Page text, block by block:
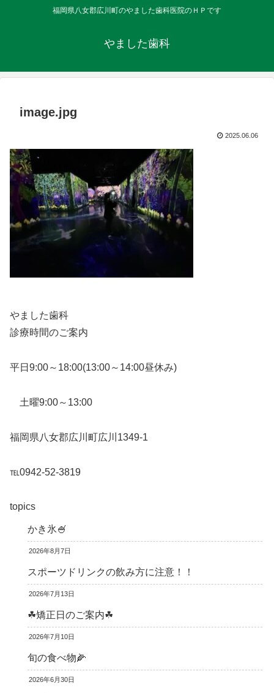
福岡県八女郡広川町のやました歯科医院のＨＰです
やました歯科
image.jpg
2025.06.06
やました歯科
診療時間のご案内
平日9:00～18:00(13:00～14:00昼休み)
土曜9:00～13:00
福岡県八女郡広川町広川1349-1
℡0942-52-3819
topics
かき氷🍧
2026年8月7日
スポーツドリンクの飲み方に注意！！
2026年7月13日
☘矯正日のご案内☘
2026年7月10日
旬の食べ物🌽
2026年6月30日